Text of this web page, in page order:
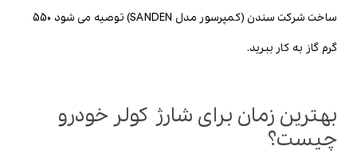
ساخت شرکت سندن (کمپرسور مدل SANDEN) توصیه می شود 550
گرم گاز به کار ببرید.
بهترین زمان برای شارژ کولر خودرو
چیست؟